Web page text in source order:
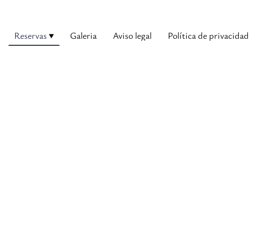
Reservas Galeria Aviso legal Política de privacidad